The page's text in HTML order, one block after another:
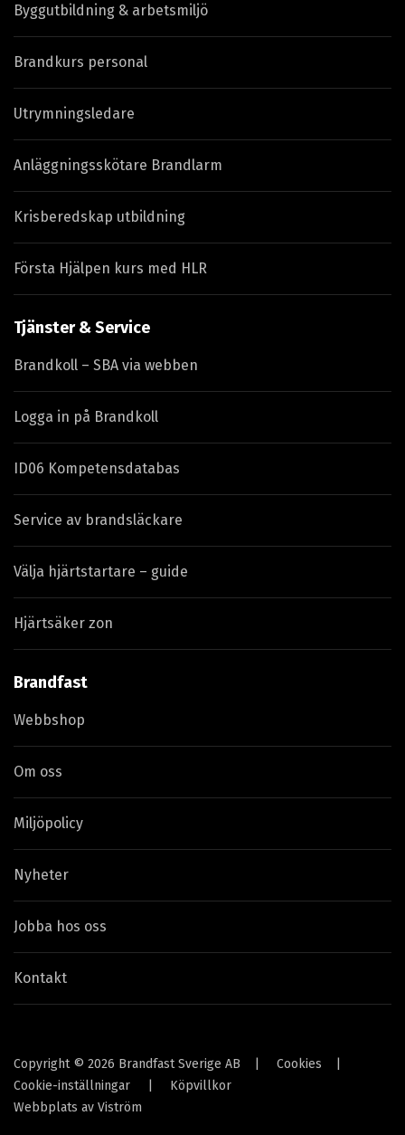
Byggutbildning & arbetsmiljö
Brandkurs personal
Utrymningsledare
Anläggningsskötare Brandlarm
Krisberedskap utbildning
Första Hjälpen kurs med HLR
Tjänster & Service
Brandkoll – SBA via webben
Logga in på Brandkoll
ID06 Kompetensdatabas
Service av brandsläckare
Välja hjärtstartare – guide
Hjärtsäker zon
Brandfast
Webbshop
Om oss
Miljöpolicy
Nyheter
Jobba hos oss
Kontakt
Copyright © 2026 Brandfast Sverige AB Cookies
Cookie-inställningar
Köpvillkor
Webbplats av Viström